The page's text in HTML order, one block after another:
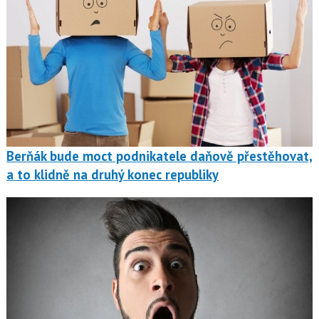
Berňák bude moct podnikatele daňově přestěhovat,
a to klidně na druhý konec republiky